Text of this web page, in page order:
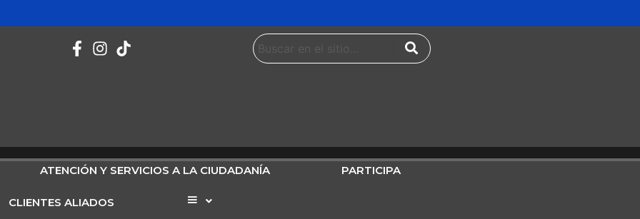
ATENCIÓN Y SERVICIOS A LA CIUDADANÍA PARTICIPA
CLIENTES ALIADOS Elemento